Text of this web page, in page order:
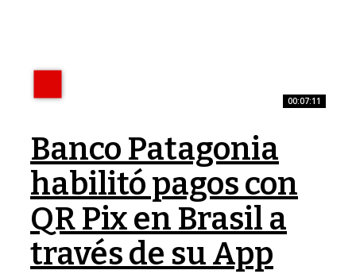
00:07:11
Banco Patagonia
habilitó pagos con
QR Pix en Brasil a
través de su App